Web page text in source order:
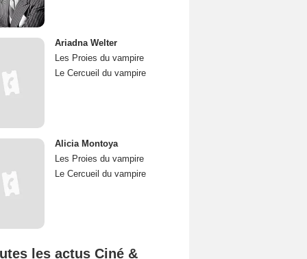
Ariadna Welter
Les Proies du vampire
Le Cercueil du vampire
Alicia Montoya
Les Proies du vampire
Le Cercueil du vampire
les actus Ciné &